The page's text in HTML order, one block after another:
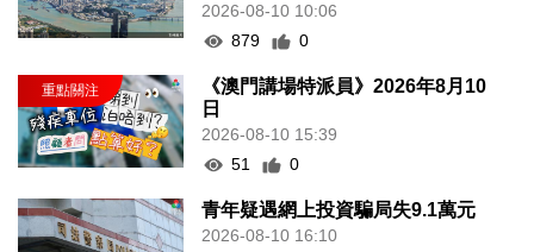
2026-08-10 10:06
879
0
《澳門講場特派員》2026年8月10
日
2026-08-10 15:39
51
0
青年疑遇網上投資騙局失9.1萬元
2026-08-10 16:10